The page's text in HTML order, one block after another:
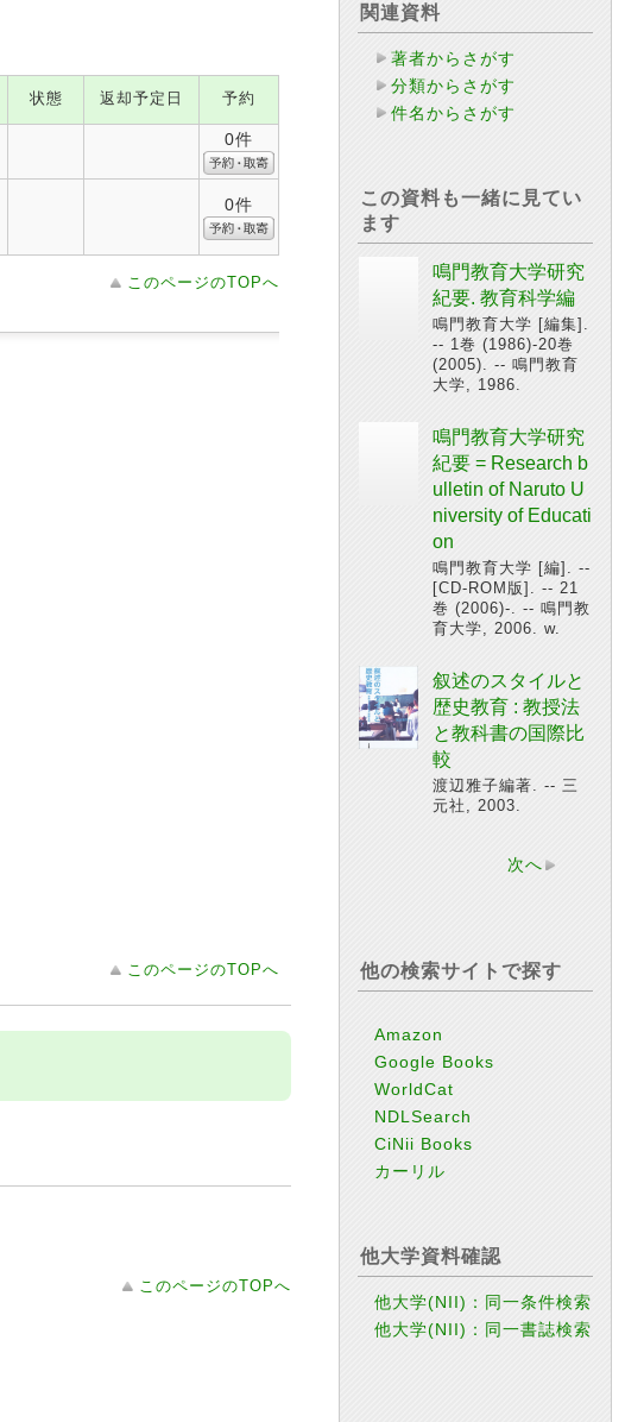
状態 返却予定日 予約
0件
0件
このページのTOPへ
このページのTOPへ
このページのTOPへ
関連資料
著者からさがす
分類からさがす
件名からさがす
この資料も一緒に見てい
ます
鳴門教育大学研究
紀要. 教育科学編
鳴門教育大学 [編集].
-- 1巻 (1986)-20巻
(2005). -- 鳴門教育
大学, 1986.
鳴門教育大学研究
紀要 = Research b
ulletin of Naruto U
niversity of Educati
on
鳴門教育大学 [編]. --
[CD-ROM版]. -- 21
巻 (2006)-. -- 鳴門教
育大学, 2006. w.
叙述のスタイルと
歴史教育 : 教授法
と教科書の国際比
較
渡辺雅子編著. -- 三
元社, 2003.
次へ
他の検索サイトで探す
Amazon
Google Books
WorldCat
NDLSearch
CiNii Books
カーリル
他大学資料確認
他大学(NII)：同一条件検索
他大学(NII)：同一書誌検索